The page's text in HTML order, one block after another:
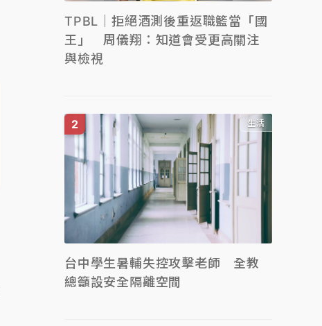
TPBL｜拒絕酒測後重返職籃當「國
王」 周儀翔：知道會受更高關注
與檢視
生活
台中學生暑輔失控攻擊老師 全教
總籲設安全隔離空間